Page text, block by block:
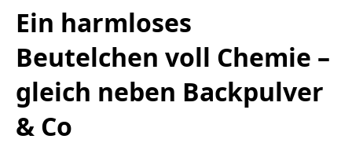
Ein harmloses
Beutelchen voll Chemie –
gleich neben Backpulver
& Co